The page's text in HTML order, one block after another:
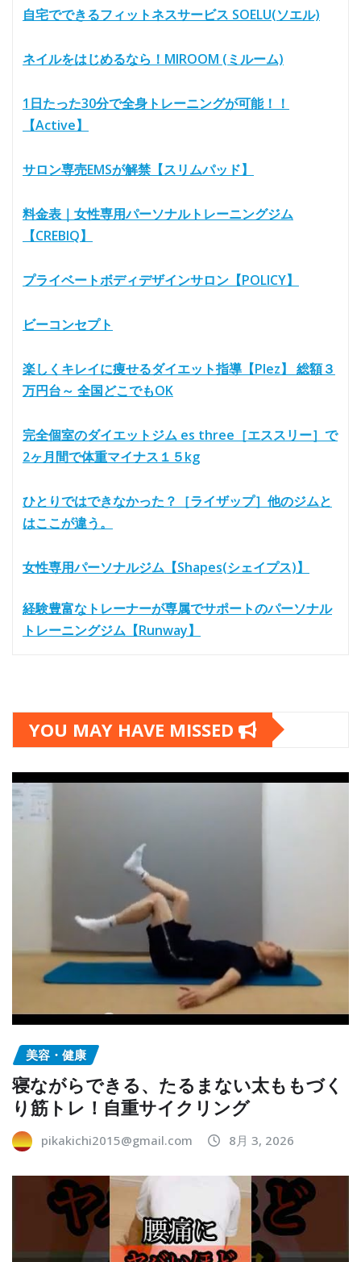
自宅でできるフィットネスサービス SOELU(ソエル)
ネイルをはじめるなら！MIROOM (ミルーム)
1日たった30分で全身トレーニングが可能！！
【Active】
サロン専売EMSが解禁【スリムパッド】
料金表｜女性専用パーソナルトレーニングジム
【CREBIQ】
プライベートボディデザインサロン【POLICY】
ビーコンセプト
楽しくキレイに痩せるダイエット指導【Plez】 総額３
万円台～ 全国どこでもOK
完全個室のダイエットジム es three［エススリー］で
2ヶ月間で体重マイナス１５kg
ひとりではできなかった？［ライザップ］他のジムと
はここが違う。
女性専用パーソナルジム【Shapes(シェイプス)】
経験豊富なトレーナーが専属でサポートのパーソナル
トレーニングジム【Runway】
YOU MAY HAVE MISSED
美容・健康
寝ながらできる、たるまない太ももづく
り筋トレ！自重サイクリング
pikakichi2015@gmail.com 8月 3, 2026